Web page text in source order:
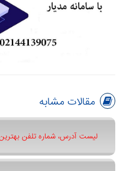
مقالات مشابه
لیست آدرس، شماره تلفن